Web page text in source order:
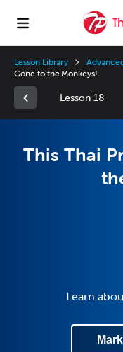
Lesson Library
Gone to the Monkeys!
Lesson 18
This Thai
Learn